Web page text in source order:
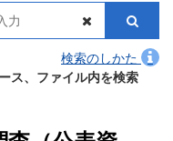
検索のしかた
ス、ファイル内を検索